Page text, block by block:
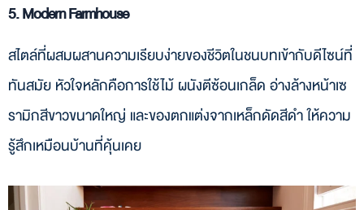
5. Modern Farmhouse
สไตล์ที่ผสมผสานความเรียบง่ายของชีวิตในชนบทเข้ากับดีไซน์ที่
ทันสมัย หัวใจหลักคือการใช้ไม้ ผนังตีซ้อนเกล็ด อ่างล้างหน้าเซ
รามิกสีขาวขนาดใหญ่ และของตกแต่งจากเหล็กดัดสีดำ ให้ความ
รู้สึกเหมือนบ้านที่คุ้นเคย